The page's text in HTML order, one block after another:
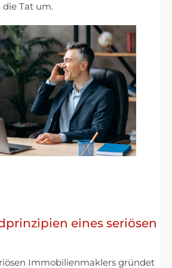
die Tat um.
eines seriösen
Immobilienmaklers gründet